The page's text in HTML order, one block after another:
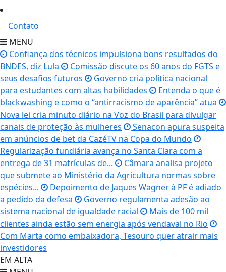
Contato
MENU
Confiança dos técnicos impulsiona bons resultados do
BNDES, diz Lula
Comissão discute os 60 anos do FGTS e
seus desafios futuros
Governo cria política nacional
para estudantes com altas habilidades
Entenda o que é
blackwashing e como o “antirracismo de aparência” atua
Nova lei cria minuto diário na Voz do Brasil para divulgar
canais de proteção às mulheres
Senacon apura suspeita
em anúncios de bet da CazéTV na Copa do Mundo
Regularização fundiária avança no Santa Clara com a
entrega de 31 matrículas de...
Câmara analisa projeto
que submete ao Ministério da Agricultura normas sobre
espécies...
Depoimento de Jaques Wagner à PF é adiado
a pedido da defesa
Governo regulamenta adesão ao
sistema nacional de igualdade racial
Mais de 100 mil
clientes ainda estão sem energia após vendaval no Rio
Com Marta como embaixadora, Tesouro quer atrair mais
investidores
EM ALTA